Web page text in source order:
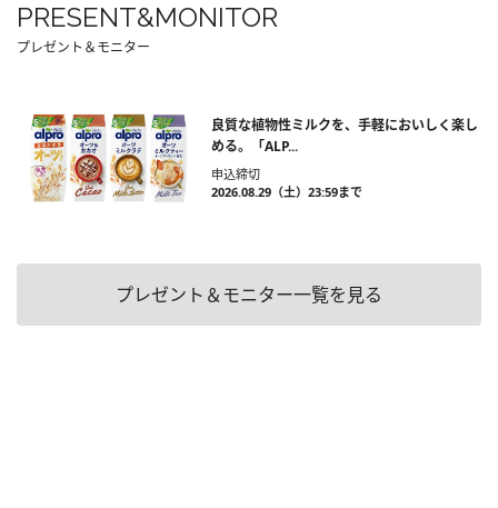
PRESENT&MONITOR
プレゼント＆モニター
良質な植物性ミルクを、手軽においしく楽し
める。「ALP...
申込締切
2026.08.29（土）23:59まで
プレゼント＆モニター一覧を見る